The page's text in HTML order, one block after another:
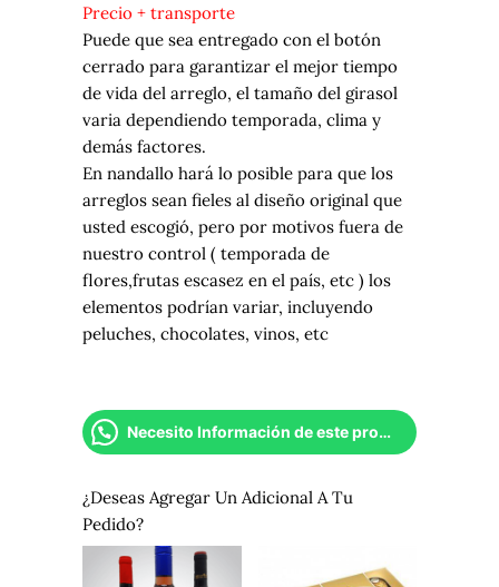
Precio + transporte
Puede que sea entregado con el botón
cerrado para garantizar el mejor tiempo
de vida del arreglo, el tamaño del girasol
varia dependiendo temporada, clima y
demás factores.
En nandallo hará lo posible para que los
arreglos sean fieles al diseño original que
usted escogió, pero por motivos fuera de
nuestro control ( temporada de
flores,frutas escasez en el país, etc ) los
elementos podrían variar, incluyendo
peluches, chocolates, vinos, etc
Necesito Información de este producto
¿Deseas Agregar Un Adicional A Tu
Pedido?